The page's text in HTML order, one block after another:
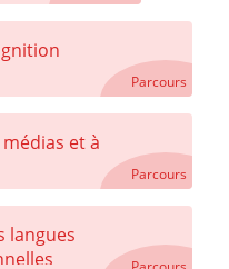
Parcours
et à
Parcours
langues